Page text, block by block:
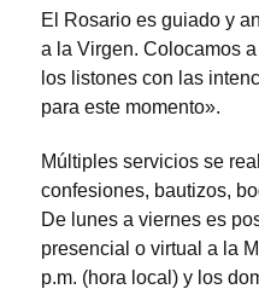
El Rosario es guiado y
a la Virgen. Colocamos
los listones con las
para este momento».
Múltiples servicios se
confesiones, bautizos,
De lunes a viernes es
presencial o virtual a la
p.m. (hora local) y los